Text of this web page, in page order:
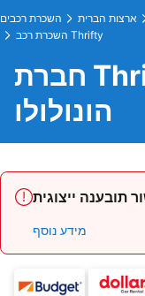
השכרת רכבים ארצות הברית
השכרת רכב Thrifty
חברת Thrifty בנמל התעופה
הונולולו
תובענה ייצוגית
מידע נוסף